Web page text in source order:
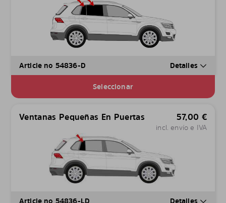
Article no 54836-D Detalles
Seleccionar
Ventanas Pequeñas En Puertas 57,00 €
incl. envío e IVA
Article no 54836-LD Detalles